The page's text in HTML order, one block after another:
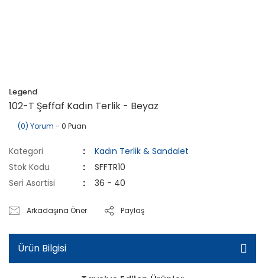
Legend
102-T Şeffaf Kadın Terlik - Beyaz
(0) Yorum - 0 Puan
Kategori
Kadın Terlik & Sandalet
Stok Kodu
SFFTR10
Seri Asortisi
36 - 40
Arkadaşına Öner Paylaş
Ürün Bilgisi